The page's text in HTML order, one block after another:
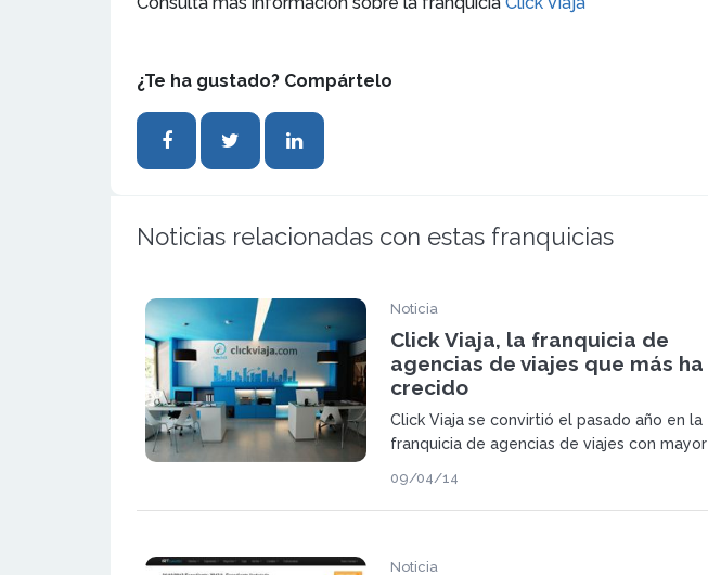
¿Te ha gustado? Compártelo
Noticias relacionadas con estas franquicias
Noticia
Click Viaja, la franquicia de
agencias de viajes que más ha
crecido
Click Viaja se convirtió el pasado año en la
franquicia de agencias de viajes con mayor
total de 150 repartidas entre España y
09/04/14
Noticia